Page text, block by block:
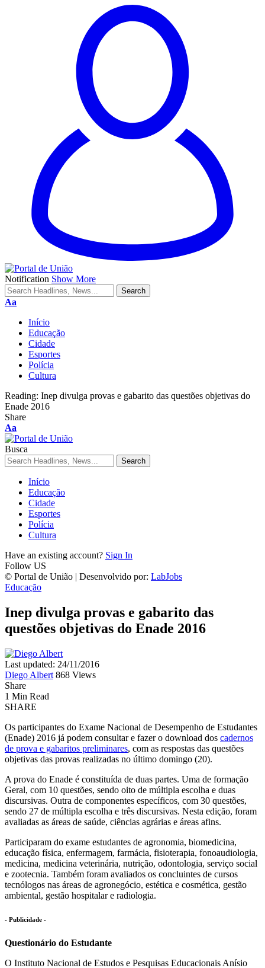
Notification Show More
Aa
Início
Educação
Cidade
Esportes
Polícia
Cultura
Reading: Inep divulga provas e gabarito das questões objetivas do
Enade 2016
Share
Aa
Busca
Início
Educação
Cidade
Esportes
Polícia
Cultura
Have an existing account? Sign In
Follow US
© Portal de União | Desenvolvido por: LabJobs
Educação
Inep divulga provas e gabarito das
questões objetivas do Enade 2016
Last updated: 24/11/2016
Diego Albert 868 Views
Share
1 Min Read
SHARE
Os participantes do Exame Nacional de Desempenho de Estudantes
(Enade) 2016 já podem consultar e fazer o download dos cadernos
de prova e gabaritos preliminares, com as respostas das questões
objetivas das provas realizadas no último domingo (20).
A prova do Enade é constituída de duas partes. Uma de formação
Geral, com 10 questões, sendo oito de múltipla escolha e duas
discursivas. Outra de componentes específicos, com 30 questões,
sendo 27 de múltipla escolha e três discursivas. Nesta edição, foram
avaliadas as áreas de saúde, ciências agrárias e áreas afins.
Participaram do exame estudantes de agronomia, biomedicina,
educação física, enfermagem, farmácia, fisioterapia, fonoaudiologia,
medicina, medicina veterinária, nutrição, odontologia, serviço social
e zootecnia. Também foram avaliados os concluintes de cursos
tecnólogos nas áreas de agronegócio, estética e cosmética, gestão
ambiental, gestão hospitalar e radiologia.
- Publicidade -
Questionário do Estudante
O Instituto Nacional de Estudos e Pesquisas Educacionais Anísio